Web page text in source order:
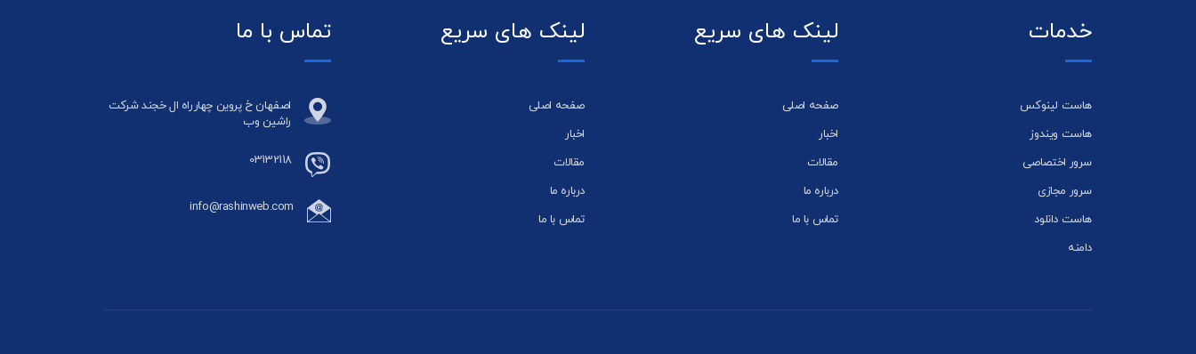
خدمات
هاست لینوکس
هاست ویندوز
سرور اختصاصی
سرور مجازی
هاست دانلود
دامنه
لینک های سریع
صفحه اصلی
اخبار
مقالات
درباره ما
تماس با ما
لینک های سریع
صفحه اصلی
اخبار
مقالات
درباره ما
تماس با ما
تماس با ما
اصفهان خ پروین چهارراه ال خجند شرکت
راشین وب
03132118
info@rashinweb.com